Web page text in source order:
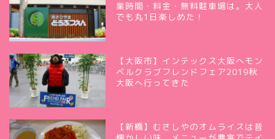
業時間・料金・無料駐車場は。大人
でも丸1日楽しめた！
【大阪市】インテックス大阪へモン
ベルクラブフレンドフェア2019秋
大阪へ行ってきた
【新橋】むさしやのオムライスは昔